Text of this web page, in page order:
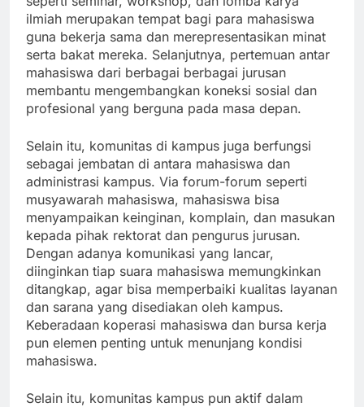
ilmiah merupakan tempat bagi para mahasiswa
guna bekerja sama dan merepresentasikan minat
serta bakat mereka. Selanjutnya, pertemuan antar
mahasiswa dari berbagai berbagai jurusan
membantu mengembangkan koneksi sosial dan
profesional yang berguna pada masa depan.
Selain itu, komunitas di kampus juga berfungsi
sebagai jembatan di antara mahasiswa dan
administrasi kampus. Via forum-forum seperti
musyawarah mahasiswa, mahasiswa bisa
menyampaikan keinginan, komplain, dan masukan
kepada pihak rektorat dan pengurus jurusan.
Dengan adanya komunikasi yang lancar,
diinginkan tiap suara mahasiswa memungkinkan
ditangkap, agar bisa memperbaiki kualitas layanan
dan sarana yang disediakan oleh kampus.
Keberadaan koperasi mahasiswa dan bursa kerja
pun elemen penting untuk menunjang kondisi
mahasiswa.
Selain itu, komunitas kampus pun aktif dalam